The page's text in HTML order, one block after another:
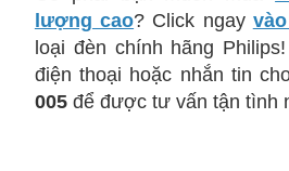
lượng cao? Click ngay
loại đèn chính hãng Philips!
điện thoại hoặc nhắn tin
005để được tư vấn tận tình